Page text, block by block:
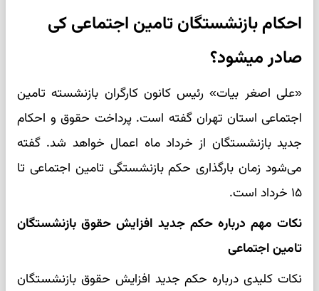
احکام بازنشستگان تامین اجتماعی کی
صادر میشود؟
«علی اصغر بیات» رئیس کانون کارگران بازنشسته تامین
اجتماعی استان تهران گفته است. پرداخت حقوق و احکام
جدید بازنشستگان از خرداد ماه اعمال خواهد شد. گفته
می‌شود زمان بارگذاری حکم بازنشستگی تامین اجتماعی تا
۱۵ خرداد است.
نکات مهم درباره حکم جدید افزایش حقوق بازنشستگان
تامین اجتماعی
نکات کلیدی درباره حکم جدید افزایش حقوق بازنشستگان